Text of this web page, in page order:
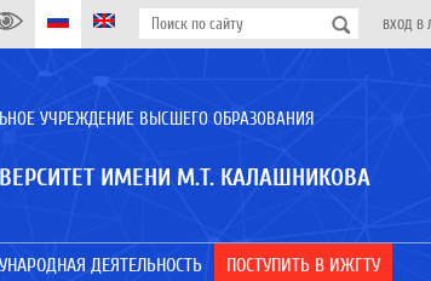
ВХОД В
УЧРЕЖДЕНИЕ ВЫСШЕГО ОБРАЗОВАНИЯ
ИМЕНИ М.Т. КАЛАШНИКОВА
ДЕЯТЕЛЬНОСТЬ ПОСТУПИТЬ В ИЖГТУ